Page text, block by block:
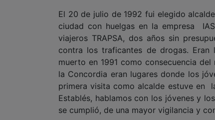
El 20 de julio de 1992 fui elegido
ciudad con huelgas en la empresa
viajeros TRAPSA, dos años sin
contra los traficantes de drogas.
muerto en 1991 como consecuencia
la Concordia eran lugares donde los
primera visita como alcalde estuve en
Establés, hablamos con los jóvenes y
se cumplió, de una mayor vigilancia y